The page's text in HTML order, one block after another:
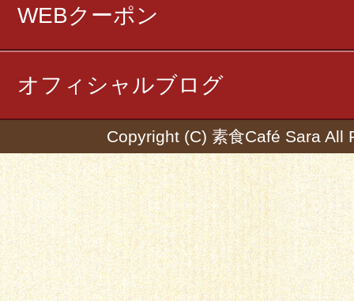
WEBクーポン
オフィシャルブログ
Copyright (C) 素食Café Sara All